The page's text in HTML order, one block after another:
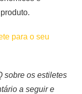
para o seu
sobre os estiletes
a seguir e